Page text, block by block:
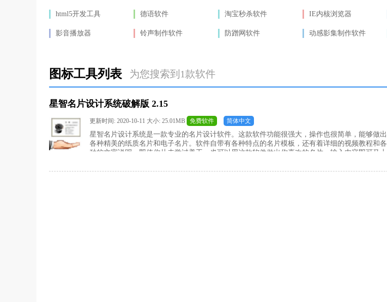
html5开发工具 德语软件 淘宝秒杀软件 IE内核浏览器
影音播放器 铃声制作软件 防蹭网软件 动感影集制作软件
图标工具列表 为您搜索到1款软件
星智名片设计系统破解版 2.15
更新时间: 2020-10-11 大小: 25.01MB 免费软件 简体中文
星智名片设计系统是一款专业的名片设计软件。这款软件功能很强大，操作也很简单，能够做出
各种精美的纸质名片和电子名片。软件自带有各种特点的名片模板，还有着详细的视频教程和各
种的文字说明，即使你从未学过美工，也可以用这款软件做出你喜欢的名片。输入内容即可马上
破解补丁破解4、破解时需要选择文件（如果没